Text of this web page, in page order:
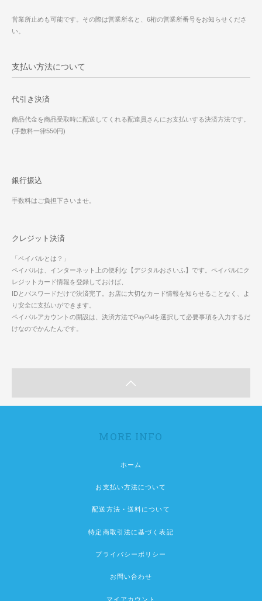
営業所止めも可能です。その際は営業所名と、6桁の営業所番号をお知らせくださ
い。
支払い方法について
代引き決済
商品代金を商品受取時に配送してくれる配達員さんにお支払いする決済方法です。
(手数料一律550円)
銀行振込
手数料はご負担下さいませ。
クレジット決済
「ペイパルとは？」
ペイパルは、インターネット上の便利な【デジタルおさいふ】です。ペイパルにク
レジットカード情報を登録しておけば、
IDとパスワードだけで決済完了。お店に大切なカード情報を知らせることなく、よ
り安全に支払いができます。
ペイパルアカウントの開設は、決済方法でPayPalを選択して必要事項を入力するだ
けなのでかんたんです。
MORE INFO
ホーム
お支払い方法について
配送方法・送料について
特定商取引法に基づく表記
プライバシーポリシー
お問い合わせ
マイアカウント